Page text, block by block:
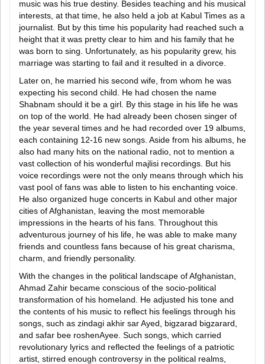
music was his true destiny. Besides teaching and his musical
interests, at that time, he also held a job at Kabul Times as a
journalist. But by this time his popularity had reached such a
height that it was pretty clear to him and his family that he
was born to sing. Unfortunately, as his popularity grew, his
marriage was starting to fail and it resulted in a divorce.
Later on, he married his second wife, from whom he was
expecting his second child. He had chosen the name
Shabnam should it be a girl. By this stage in his life he was
on top of the world. He had already been chosen singer of
the year several times and he had recorded over 19 albums,
each containing 12-16 new songs. Aside from his albums, he
also had many hits on the national radio, not to mention a
vast collection of his wonderful majlisi recordings. But his
voice recordings were not the only means through which his
vast pool of fans was able to listen to his enchanting voice.
He also organized huge concerts in Kabul and other major
cities of Afghanistan, leaving the most memorable
impressions in the hearts of his fans. Throughout this
adventurous journey of his life, he was able to make many
friends and countless fans because of his great charisma,
charm, and friendly personality.
With the changes in the political landscape of Afghanistan,
Ahmad Zahir became conscious of the socio-political
transformation of his homeland. He adjusted his tone and
the contents of his music to reflect his feelings through his
songs, such as zindagi akhir sar Ayed, bigzarad bigzarard,
and safar bee roshenAyee. Such songs, which carried
revolutionary lyrics and reflected the feelings of a patriotic
artist, stirred enough controversy in the political realms,